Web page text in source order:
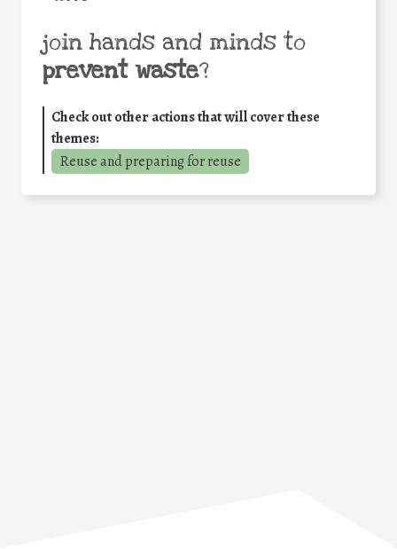
join hands and minds to
prevent waste?
Check out other actions that will cover these
themes:
Reuse and preparing for reuse